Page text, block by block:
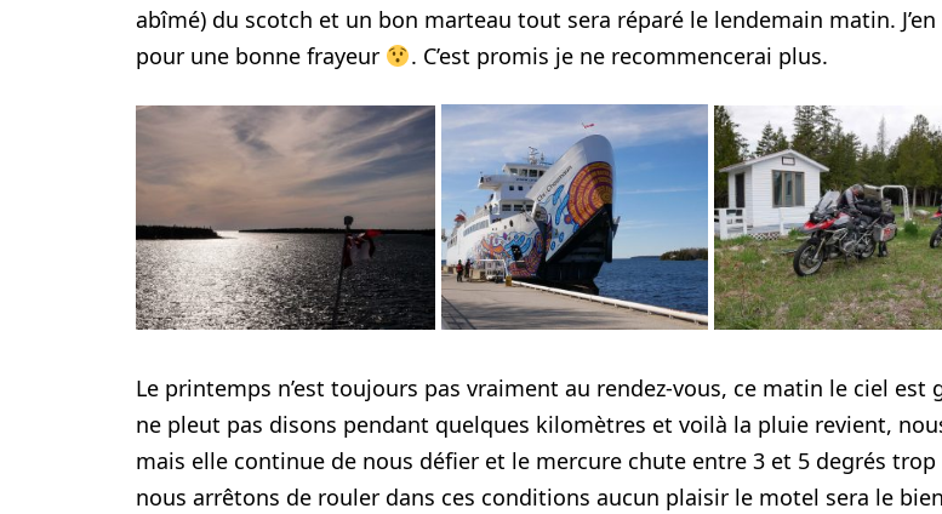
abîmé) du scotch et un bon marteau tout sera réparé le lendemain matin.
pour une bonne frayeur
. C’est promis je ne recommencerai plus.
Le printemps n’est toujours pas vraiment au rendez-vous, ce matin le ciel est
ne pleut pas disons pendant quelques kilomètres et voilà la pluie revient,
mais elle continue de nous défier et le mercure chute entre 3 et 5 degrés trop
nous arrêtons de rouler dans ces conditions aucun plaisir le motel sera le